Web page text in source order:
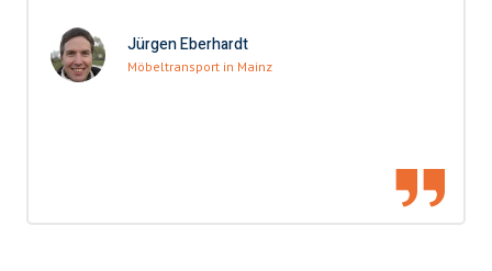
Jürgen Eberhardt
Möbeltransport in Mainz